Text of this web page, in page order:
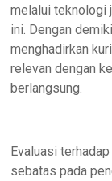
melalui teknologi
ini. Dengan
menghadirkan
relevan dengan
berlangsung.
Evaluasi
sebatas pada